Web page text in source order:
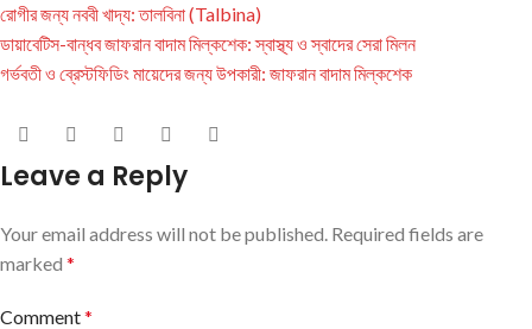
রোগীর জন্য নববী খাদ্য: তালবিনা (Talbina)
ডায়াবেটিস-বান্ধব জাফরান বাদাম মিল্কশেক: স্বাস্থ্য ও স্বাদের সেরা মিলন
গর্ভবতী ও ব্রেস্টফিডিং মায়েদের জন্য উপকারী: জাফরান বাদাম মিল্কশেক
Leave a Reply
Your email address will not be published. Required fields are
marked *
Comment*